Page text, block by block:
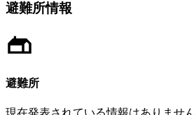
避難所情報
避難所